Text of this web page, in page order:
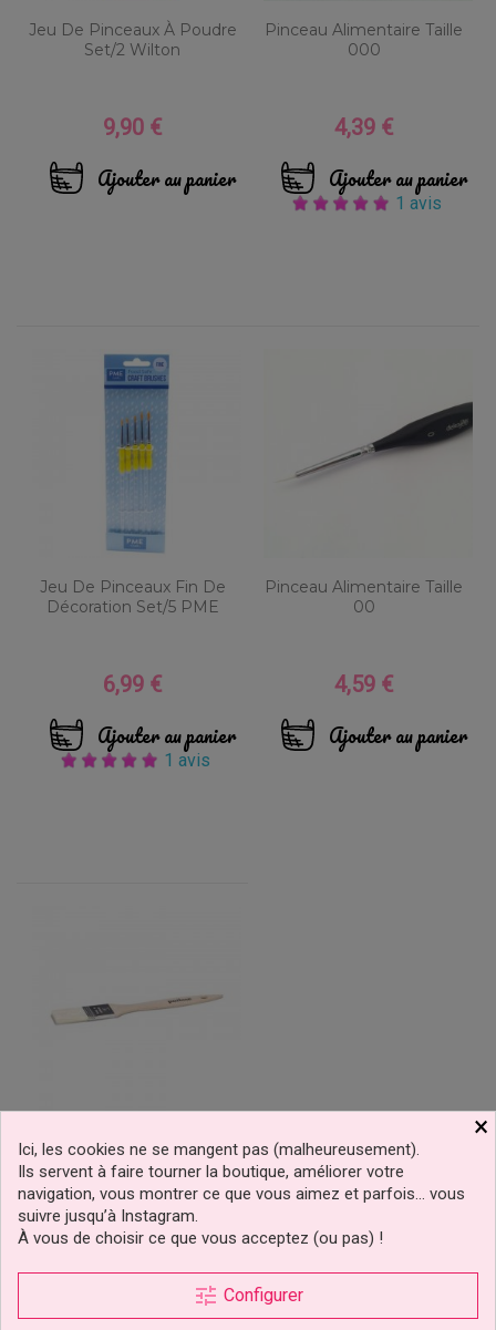
Jeu De Pinceaux À Poudre
Set/2 Wilton
Prix
9,90 €
Ajouter au panier
Pinceau Alimentaire Taille
000
Prix
4,39 €
Ajouter au panier
1 avis
Jeu De Pinceaux Fin De
Décoration Set/5 PME
Prix
6,99 €
Ajouter au panier
1 avis
Pinceau Alimentaire Taille
00
Prix
4,59 €
Ajouter au panier
Pinceau Alimentaire 1.5
Cm
Prix
2,69 €
Ajouter au panier
×
Ici, les cookies ne se mangent pas (malheureusement).
Ils servent à faire tourner la boutique, améliorer votre
navigation, vous montrer ce que vous aimez et parfois… vous
suivre jusqu’à Instagram.
À vous de choisir ce que vous acceptez (ou pas) !
tune Configurer